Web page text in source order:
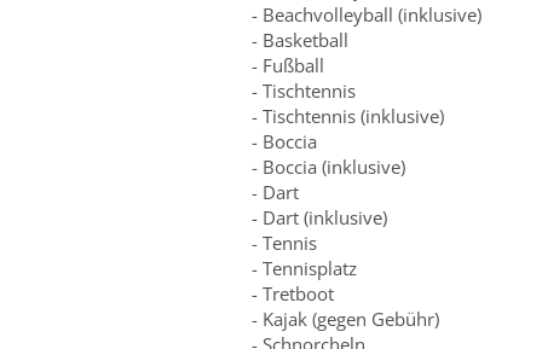
- Beachvolleyball (inklusive)
- Basketball
- Fußball
- Tischtennis
- Tischtennis (inklusive)
- Boccia
- Boccia (inklusive)
- Dart
- Dart (inklusive)
- Tennis
- Tennisplatz
- Tretboot
- Kajak (gegen Gebühr)
- Schnorcheln